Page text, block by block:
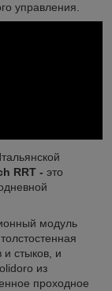
управления.
RRT - это
модуль
стыков, и
из
проходное